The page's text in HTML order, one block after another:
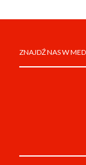
ZNAJDŹ NAS W